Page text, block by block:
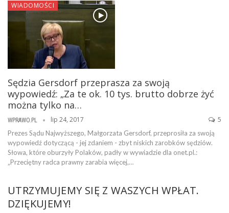
WIADOMOŚCI
Sędzia Gersdorf przeprasza za swoją
wypowiedź: „Za te ok. 10 tys. brutto dobrze żyć
można tylko na…
WPRAWO.PL lip 24, 2017 5
Prezes Sądu Najwyższego, Małgorzata Gersdorf, przeprosiła za swoją
wypowiedź dotyczącą - jej zdaniem - zbyt niskich zarobków sędziów.
Słowa, które oburzyły Polaków, padły w wywiadzie dla onet.pl.:
„Przeciętny radca prawny zarabia więcej,…
UTRZYMUJEMY SIĘ Z WASZYCH WPŁAT.
DZIĘKUJEMY!